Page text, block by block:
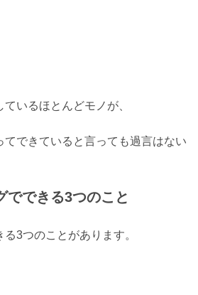
いるほとんどモノが、
てできていると言っても過言はない
でできる3つのこと
3つのことがあります。